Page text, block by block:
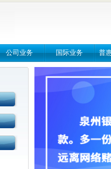
公司业务 国际业务 普